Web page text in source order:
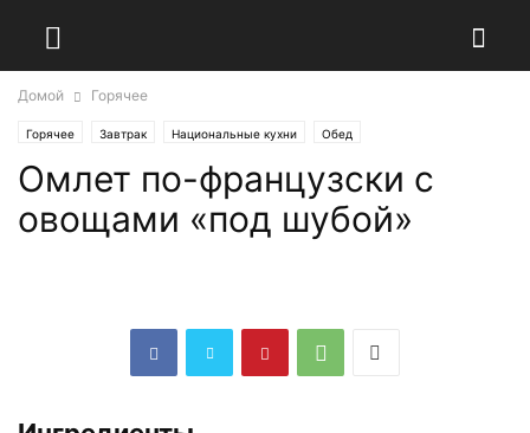
Домой Горячее
Горячее Завтрак Национальные кухни Обед
Омлет по-французски с
овощами «под шубой»